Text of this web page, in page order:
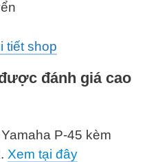
tiết shop
đánh giá cao
P-45 kèm
Xem tại đây